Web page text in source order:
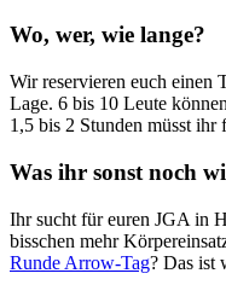
Wo, wer, wie lange?
Wir reservieren euch einen
Lage. 6 bis 10 Leute
1,5 bis 2 Stunden müsst
Was ihr sonst noch
Ihr sucht für euren JGA in
bisschen mehr
Runde Arrow-Tag? Das ist